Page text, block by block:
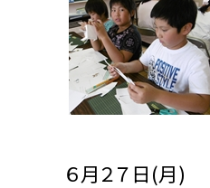
６月２７日(月)